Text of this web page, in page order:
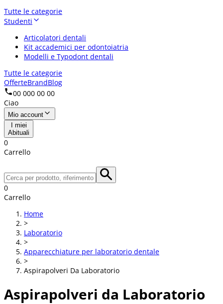
Tutte le categorie
Studenti
Articolatori dentali
Kit accademici per odontoiatria
Modelli e Typodont dentali
Tutte le categorie
OfferteBrandBlog
00 000 00 00
Ciao
Mio account
I miei
Abituali
0
Carrello
0
Carrello
Home
>
Laboratorio
>
Apparecchiature per laboratorio dentale
>
Aspirapolveri Da Laboratorio
Aspirapolveri da Laboratorio